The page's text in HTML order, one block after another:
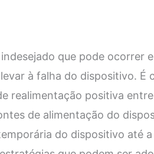
que pode ocorrer
à falha do dispositivo. É
realimentação positiva
de alimentação do
do dispositivo até